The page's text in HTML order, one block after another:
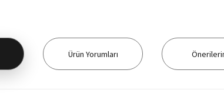
Ürün Yorumları